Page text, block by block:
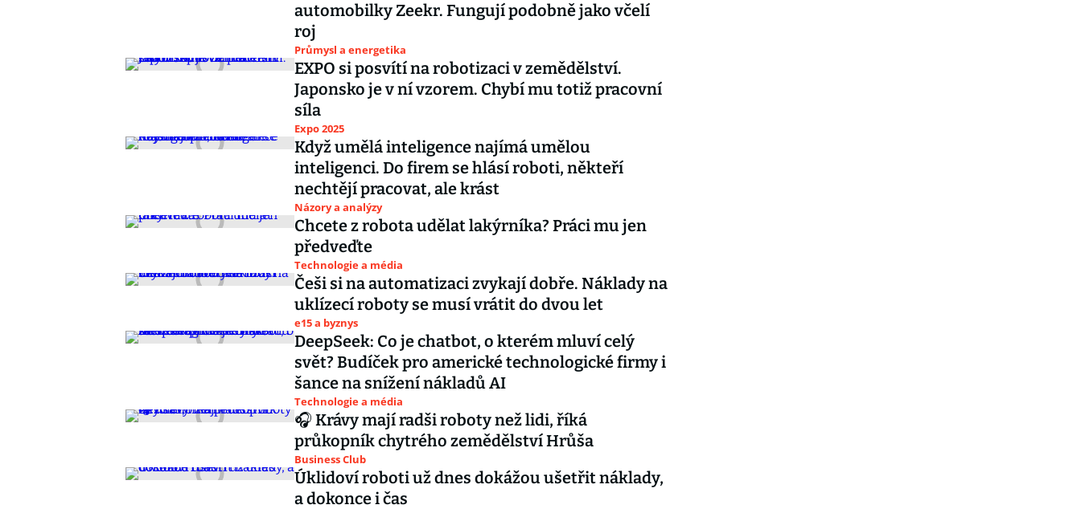
automobilky Zeekr. Fungují podobně jako včelí
roj
Průmysl a energetika
EXPO si posvítí na robotizaci v zemědělství.
Japonsko je v ní vzorem. Chybí mu totiž pracovní
síla
Expo 2025
Když umělá inteligence najímá umělou
inteligenci. Do firem se hlásí roboti, někteří
nechtějí pracovat, ale krást
Názory a analýzy
Chcete z robota udělat lakýrníka? Práci mu jen
předveďte
Technologie a média
Češi si na automatizaci zvykají dobře. Náklady na
uklízecí roboty se musí vrátit do dvou let
e15 a byznys
DeepSeek: Co je chatbot, o kterém mluví celý
svět? Budíček pro americké technologické firmy i
šance na snížení nákladů AI
Technologie a média
🎧 Krávy mají radši roboty než lidi, říká
průkopník chytrého zemědělství Hrůša
Business Club
Úklidoví roboti už dnes dokážou ušetřit náklady,
a dokonce i čas